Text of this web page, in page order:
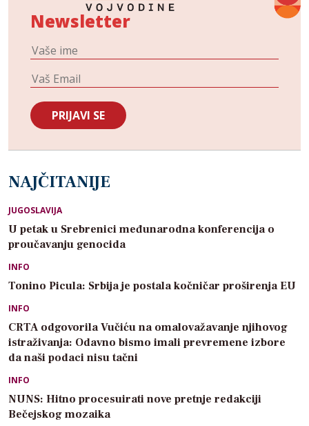
Newsletter
NAJČITANIJE
JUGOSLAVIJA
U petak u Srebrenici međunarodna konferencija o
proučavanju genocida
INFO
Tonino Picula: Srbija je postala kočničar proširenja EU
INFO
CRTA odgovorila Vučiću na omalovažavanje njihovog
istraživanja: Odavno bismo imali prevremene izbore
da naši podaci nisu tačni
INFO
NUNS: Hitno procesuirati nove pretnje redakciji
Bečejskog mozaika